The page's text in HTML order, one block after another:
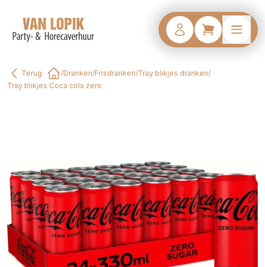
Terug
Home
/Dranken/Frisdranken/Tray blikjes dranken/
Tray blikjes Coca cola zero